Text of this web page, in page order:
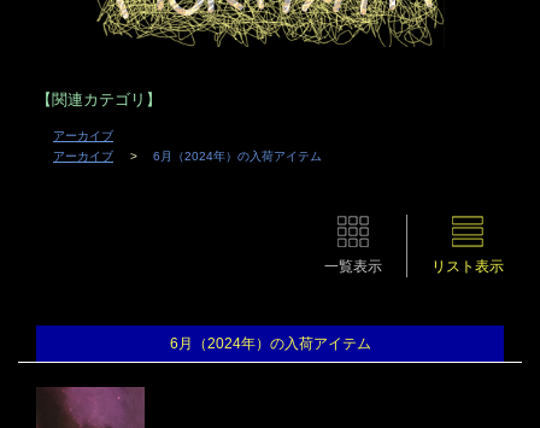
【関連カテゴリ】
アーカイブ
アーカイブ
6月（2024年）の入荷アイテム
リスト表示
一覧表示
6月（2024年）の入荷アイテム